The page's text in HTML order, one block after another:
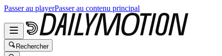
Passer au playerPasser au contenu principal
Rechercher